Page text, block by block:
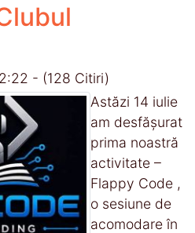
- (128 Citiri)
Astăzi 14 iulie
am desfășurat
prima noastră
activitate –
Flappy Code ,
o sesiune de
acomodare în